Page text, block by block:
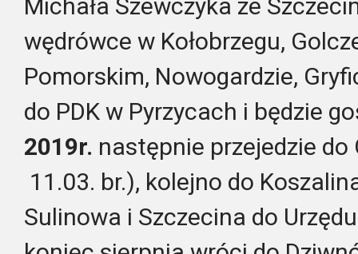
Michała Szewczyka ze
wędrówce w Kołobrzegu,
Pomorskim, Nowogardzie,
do PDK w Pyrzycach i będzie
2019r. następnie przejedzie do
11.03. br.), kolejno do
Sulinowa i Szczecina do